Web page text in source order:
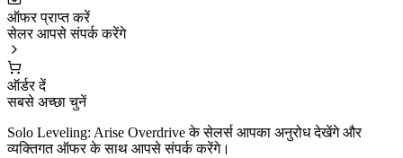
ऑफर प्राप्त करें
सेलर आपसे संपर्क करेंगे
ऑर्डर दें
सबसे अच्छा चुनें
Solo Leveling: Arise Overdrive के सेलर्स आपका अनुरोध देखेंगे और
व्यक्तिगत ऑफर के साथ आपसे संपर्क करेंगे।